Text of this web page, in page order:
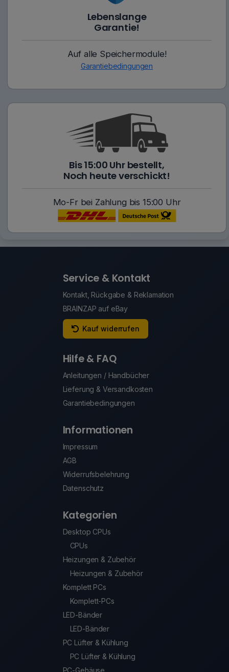
Lebenslange
Garantie!
Auf alle Speichermodule!
Garantiebedingungen
Bis 15:00 Uhr bestellt,
Noch heute verschickt!
Mo-Fr bei Zahlung bis 15:00 Uhr
Service & Kontakt
Kontakt, Rückgabe & Reklamation
BRAINZAP auf eBay
Kauf widerrufen
Hilfe & FAQ
Anleitungen / Handbücher
Lieferung & Versandkosten
Garantiebedingungen
Informationen
Impressum
AGB
Widerrufsbelehrung
Datenschutz
Kategorien
Desktop CPUs
CPUs
Heizungen & Zubehör
Heizungen & Zubehör
Komplett PCs
Komplett-PCs
LED-Bänder
LED-Bänder
PC Lüfter & Kühlung
PC Lüfter & Kühlung